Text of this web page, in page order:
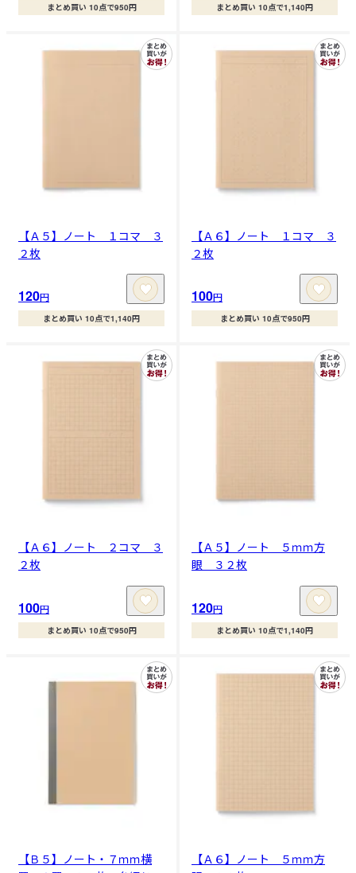
まとめ買い 10点で950円 まとめ買い 10点で1,140円
【Ａ５】ノート １コマ ３
２枚
120円
まとめ買い 10点で1,140円
【Ａ６】ノート １コマ ３
２枚
100円
まとめ買い 10点で950円
【Ａ６】ノート ２コマ ３
２枚
100円
まとめ買い 10点で950円
【Ａ５】ノート ５ｍｍ方
眼 ３２枚
120円
まとめ買い 10点で1,140円
【Ｂ５】ノート・７ｍｍ横
【Ａ６】ノート ５ｍｍ方